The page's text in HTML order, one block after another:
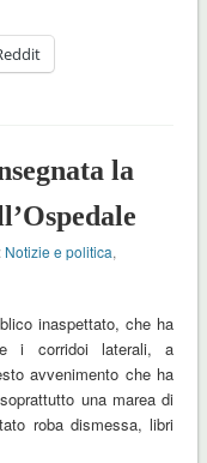
la
Notizie e politica,
inaspettato, che ha
i corridoi laterali, a
avvenimento che ha
una marea di
roba dismessa, libri